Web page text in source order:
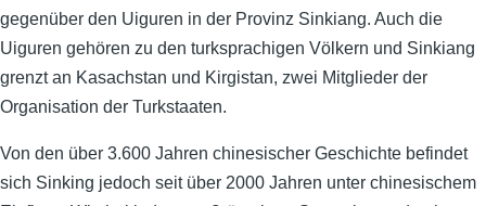
gegenüber den Uiguren in der Provinz Sinkiang. Auch die
Uiguren gehören zu den turksprachigen Völkern und Sinkiang
grenzt an Kasachstan und Kirgistan, zwei Mitglieder der
Organisation der Turkstaaten.
Von den über 3.600 Jahren chinesischer Geschichte befindet
sich Sinking jedoch seit über 2000 Jahren unter chinesischem